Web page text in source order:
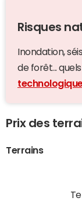
Risques
Inondation,
de forêt...
Prix des
Terrains